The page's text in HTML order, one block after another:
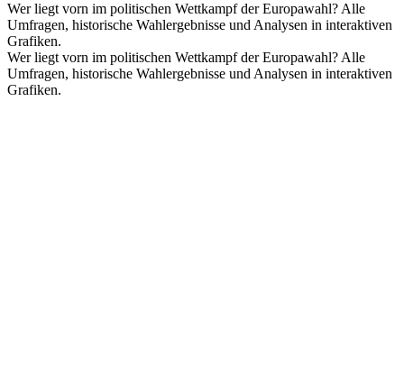
Wer liegt vorn im politischen Wettkampf der Europawahl? Alle
Umfragen, historische Wahlergebnisse und Analysen in interaktiven
Grafiken.
Wer liegt vorn im politischen Wettkampf der Europawahl? Alle
Umfragen, historische Wahlergebnisse und Analysen in interaktiven
Grafiken.